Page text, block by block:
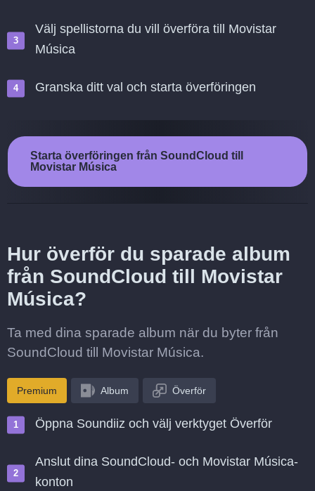
Välj spellistorna du vill överföra till Movistar
Música
Granska ditt val och starta överföringen
Starta överföringen från SoundCloud till
Movistar Música
Hur överför du sparade album
från SoundCloud till Movistar
Música?
Ta med dina sparade album när du byter från
SoundCloud till Movistar Música.
Premium Album Överför
Öppna Soundiiz och välj verktyget Överför
Anslut dina SoundCloud- och Movistar Música-
konton